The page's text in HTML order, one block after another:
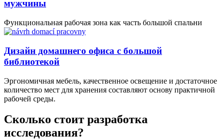
мужчины
Функциональная рабочая зона как часть большой спальни
Дизайн домашнего офиса с большой
библиотекой
Эргономичная мебель, качественное освещение и достаточное
количество мест для хранения составляют основу практичной
рабочей среды.
Сколько стоит разработка
исследования?